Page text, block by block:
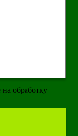
на обработку